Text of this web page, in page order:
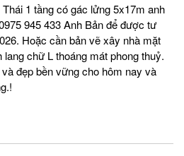
1 tầng có gác lửng 5x17m anh
945 433 Anh Bản để được tư
Hoặc cần bản vẽ xây nhà mặt
chữ L thoáng mát phong thuỷ.
đẹp bền vững cho hôm nay và